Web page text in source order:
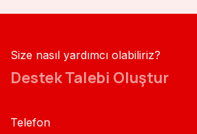
Size nasıl yardımcı olabiliriz?
Destek Talebi Oluştur
Telefon